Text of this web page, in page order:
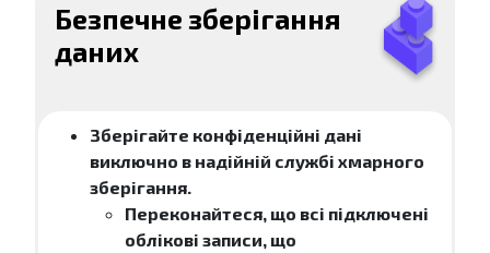
Безпечне зберігання
даних
Зберігайте конфіденційні дані
виключно в надійній службі хмарного
зберігання.
Переконайтеся, що всі підключені
облікові записи, що